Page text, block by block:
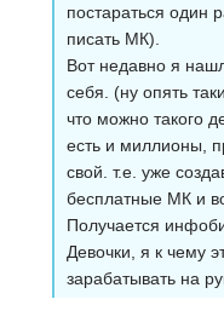
постараться один
писать МК).
Вот недавно я
себя. (ну опять
что можно такого
есть и миллионы,
свой. т.е. уже
бесплатные МК и
Получается
Девочки, я к чему
зарабатывать на